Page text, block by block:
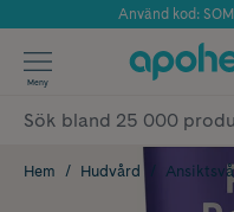
Årets
Använd kod:
✓
Meny
Hem Hudvård